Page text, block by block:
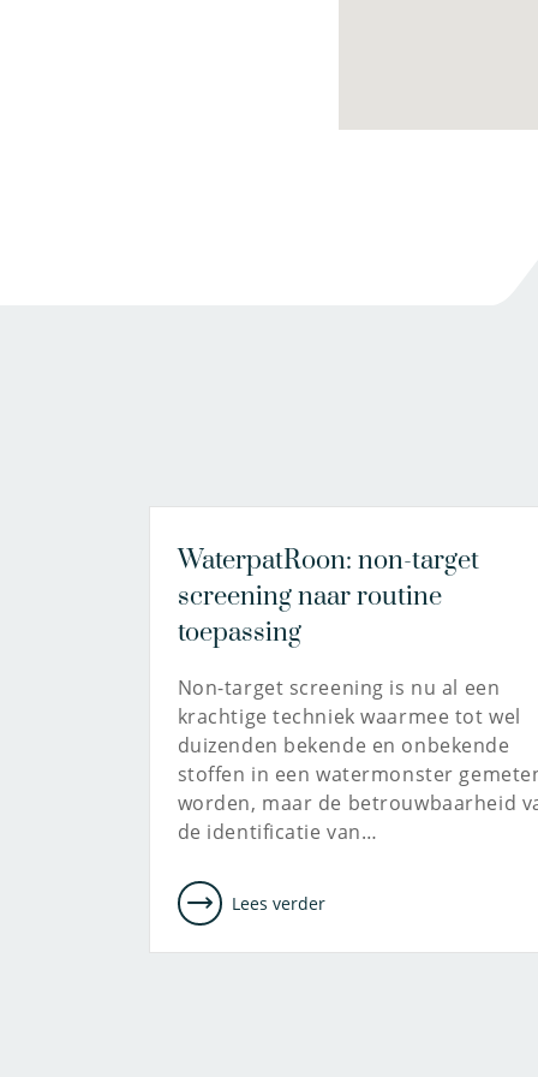
WaterpatRoon: non-target
screening naar routine
toepassing
Non-target screening is nu al een
krachtige techniek waarmee tot wel
duizenden bekende en onbekende
stoffen in een watermonster
worden, maar de betrouwbaarheid
de identificatie van…
Lees verder